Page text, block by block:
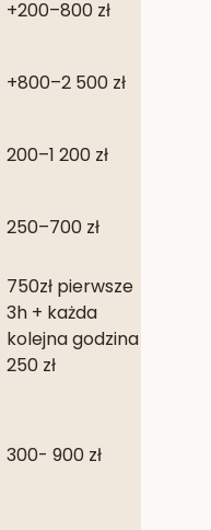
+200–800 zł
+800–2 500 zł
200–1 200 zł
250–700 zł
750zł pierwsze
3h + każda
kolejna godzina
250 zł
300- 900 zł